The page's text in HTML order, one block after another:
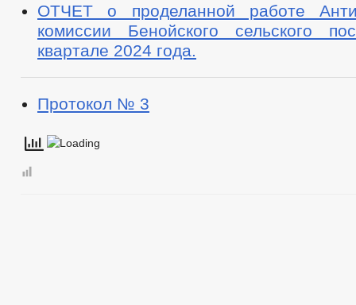
ОТЧЕТ о проделанной работе
комиссии Бенойского сельского
квартале 2024 года.
Протокол № 3